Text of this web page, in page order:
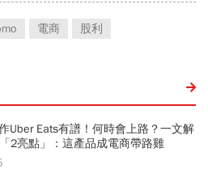
電商 股利
Uber Eats有譜！何時會上路？一文解
2亮點」：這產品成電商帶路雞